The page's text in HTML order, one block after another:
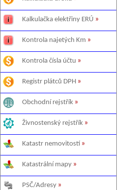
Kalkulačka elektřiny ERÚ »
Kontrola najetých Km »
Kontrola čísla účtu »
Registr plátců DPH »
Obchodní rejstřík »
Živnostenský rejstřík »
Katastr nemovitostí »
Katastrální mapy »
PSČ/Adresy »